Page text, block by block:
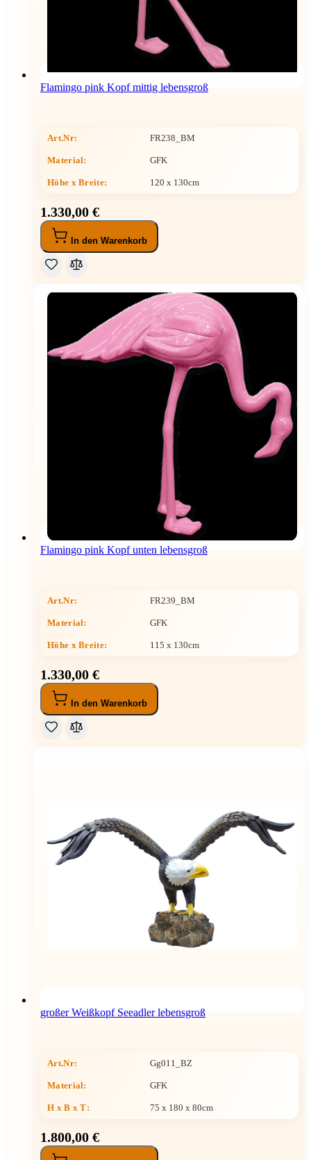
Flamingo pink Kopf mittig lebensgroß
Art.Nr: FR238_BM
Material: GFK
Höhe x Breite: 120 x 130cm
1.330,00 €
In den Warenkorb
Flamingo pink Kopf unten lebensgroß
Art.Nr: FR239_BM
Material: GFK
Höhe x Breite: 115 x 130cm
1.330,00 €
In den Warenkorb
großer Weißkopf Seeadler lebensgroß
Art.Nr: Gg011_BZ
Material: GFK
H x B x T: 75 x 180 x 80cm
1.800,00 €